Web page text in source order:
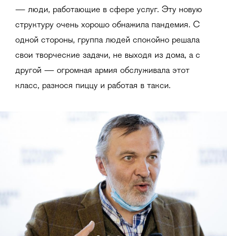
— люди, работающие в сфере услуг. Эту новую
структуру очень хорошо обнажила пандемия. С
одной стороны, группа людей спокойно решала
свои творческие задачи, не выходя из дома, а с
другой — огромная армия обслуживала этот
класс, разнося пиццу и работая в такси.